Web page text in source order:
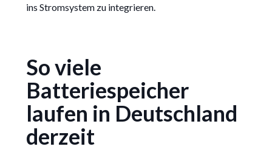
ins Stromsystem zu integrieren.
So viele
Batteriespeicher
laufen in Deutschland
derzeit